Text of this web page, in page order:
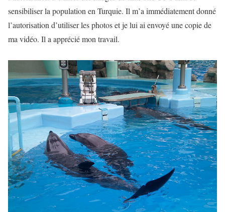
sensibiliser la population en Turquie. Il m’a immédiatement donné
l’autorisation d’utiliser les photos et je lui ai envoyé une copie de
ma vidéo. Il a apprécié mon travail.